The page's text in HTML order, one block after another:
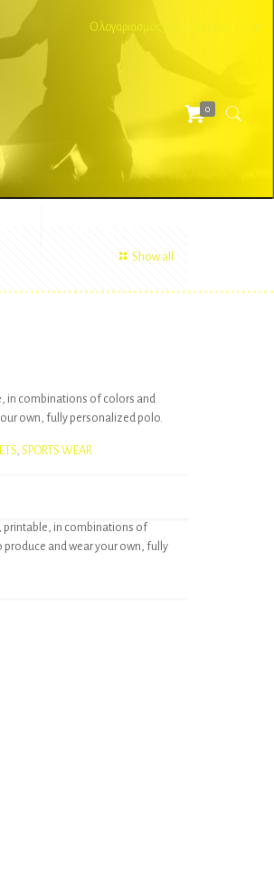
Ο λογαριασμός μου
0
Show all
in combinations of colors and
own, fully personalized polo.
,SPORTS WEAR
printable, in combinations of
and wear your own, fully